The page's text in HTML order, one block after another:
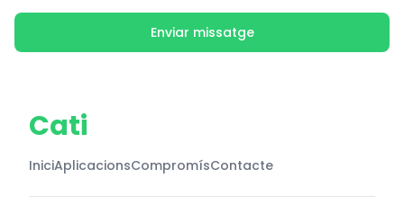
Enviar missatge
Cati
IniciAplicacionsCompromísContacte